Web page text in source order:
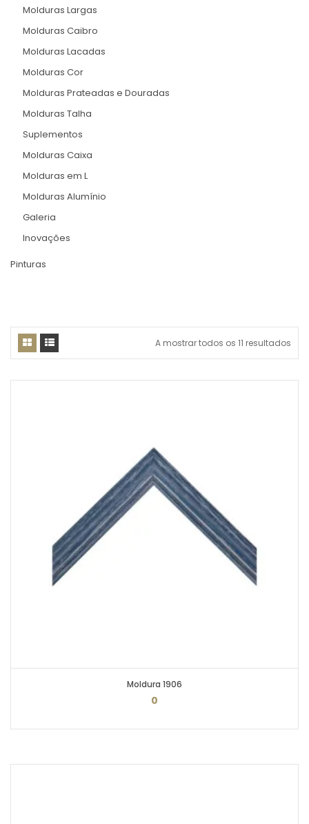
Molduras Largas
Molduras Caibro
Molduras Lacadas
Molduras Cor
Molduras Prateadas e Douradas
Molduras Talha
Suplementos
Molduras Caixa
Molduras em L
Molduras Alumínio
Galeria
Inovações
Pinturas
A mostrar todos os 11 resultados
Moldura 1906
0